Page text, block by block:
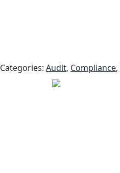
Categories: Audit, Compliance,